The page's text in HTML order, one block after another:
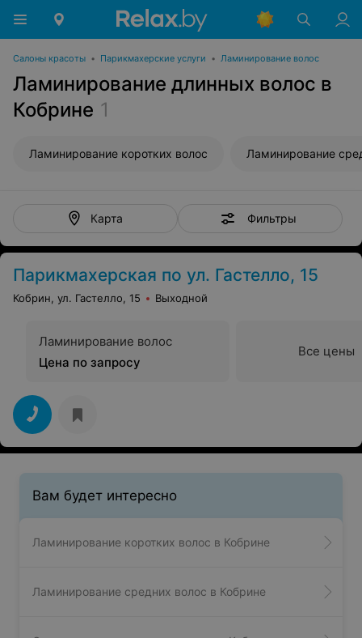
Салоны красоты • Парикмахерские услуги • Ламинирование волос
Ламинирование длинных волос в
Кобрине 1
Ламинирование коротких волос Ламинирование
Карта Фильтры
Парикмахерская по ул. Гастелло, 15
Кобрин, ул. Гастелло, 15 Выходной
Ламинирование волос
Цена по запросу
Все цены
Вам будет интересно
Ламинирование коротких волос в Кобрине
Ламинирование средних волос в Кобрине